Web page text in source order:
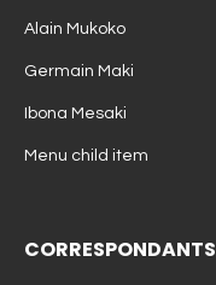
Alain Mukoko
Germain Maki
Ibona Mesaki
Menu child item
CORRESPONDANTS